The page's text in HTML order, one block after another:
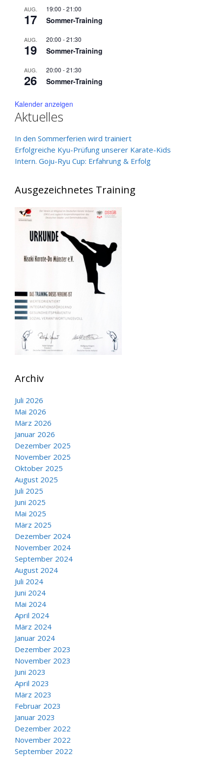
AUG.
17
19:00 -21:00
Sommer-Training
AUG.
19
20:00 -21:30
Sommer-Training
AUG.
26
20:00 -21:30
Sommer-Training
Kalender anzeigen
Aktuelles
In den Sommerferien wird trainiert
Erfolgreiche Kyu-Prüfung unserer Karate-Kids
Intern. Goju-Ryu Cup: Erfahrung & Erfolg
Ausgezeichnetes Training
Archiv
Juli 2026
Mai 2026
März 2026
Januar 2026
Dezember 2025
November 2025
Oktober 2025
August 2025
Juli 2025
Juni 2025
Mai 2025
März 2025
Dezember 2024
November 2024
September 2024
August 2024
Juli 2024
Juni 2024
Mai 2024
April 2024
März 2024
Januar 2024
Dezember 2023
November 2023
Juni 2023
April 2023
März 2023
Februar 2023
Januar 2023
Dezember 2022
November 2022
September 2022